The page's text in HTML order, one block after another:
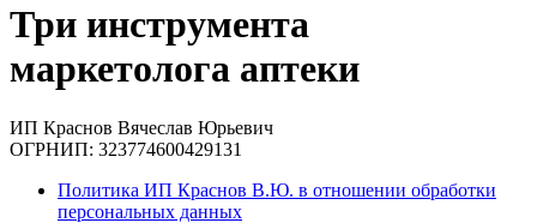
Три инструмента
маркетолога аптеки
ИП Краснов Вячеслав Юрьевич
ОГРНИП: 323774600429131
Политика ИП Краснов В.Ю. в отношении обработки
персональных данных